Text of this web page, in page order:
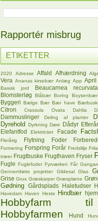
Rapportér misbrug
ETIKETTER
2020 Adresse Affald Afhærdning
Vera Ananas kirsebær Anlæg App April
Basisk jord Beaucarnea recurvata
Blomsterløg Blåbær Boring Boysenbær
Byggeri Bælge Bær Bær have
Citron Crassula Ovata Dahlia
Dammuslinger Deling af planter
Dyrehold
Dyrkning Døre Dådyr Efterår
Elefantfod Elektricitet Facade
Flerårig
Flytning Foder
Formering Forspring Forår Fredslilje
træer Frugtbuske Frugthaven Fryser
Fugle Fuglefoder Fyrværkeri Får
Gennemførte projekter
Gildesal Glas
Grise Grus Græskarper Græsplæne
Gødning Gårdsplads Haletudser
Havedam Haven Heste Hindbær
Hobbyfarm
Hobbyfarmen
Hund